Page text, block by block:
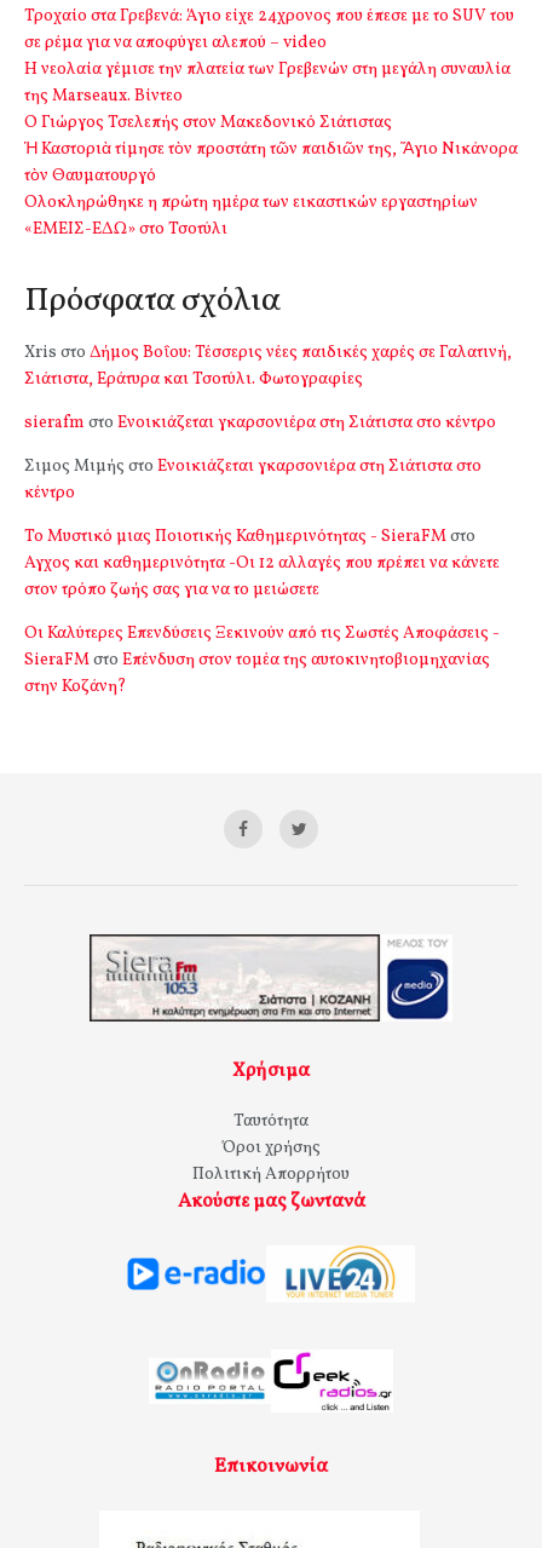
Τροχαίο στα Γρεβενά: Άγιο είχε 24χρονος που έπεσε με το SUV του
σε ρέμα για να αποφύγει αλεπού – video
Η νεολαία γέμισε την πλατεία των Γρεβενών στη μεγάλη συναυλία
της Marseaux. Βίντεο
Ο Γιώργος Τσελεπής στον Μακεδονικό Σιάτιστας
Ἡ Καστοριὰ τίμησε τὸν προστάτη τῶν παιδιῶν της, Ἅγιο Νικάνορα
τὸν Θαυματουργό
Ολοκληρώθηκε η πρώτη ημέρα των εικαστικών εργαστηρίων
«ΕΜΕΙΣ-ΕΔΩ» στο Τσοτύλι
Πρόσφατα σχόλια
Xris στο Δήμος Βοΐου: Τέσσερις νέες παιδικές χαρές σε Γαλατινή,
Σιάτιστα, Εράτυρα και Τσοτύλι. Φωτογραφίες
sierafm στο Ενοικιάζεται γκαρσονιέρα στη Σιάτιστα στο κέντρο
Σιμος Μιμής στο Ενοικιάζεται γκαρσονιέρα στη Σιάτιστα στο
κέντρο
Το Μυστικό μιας Ποιοτικής Καθημερινότητας - SieraFMστο
Αγχος και καθημερινότητα -Οι 12 αλλαγές που πρέπει να κάνετε
στον τρόπο ζωής σας για να το μειώσετε
Οι Καλύτερες Επενδύσεις Ξεκινούν από τις Σωστές Αποφάσεις -
SieraFMστο Επένδυση στον τομέα της αυτοκινητοβιομηχανίας
στην Κοζάνη?
Χρήσιμα
Ταυτότητα
Όροι χρήσης
Πολιτική Απορρήτου
Ακούστε μας ζωντανά
Επικοινωνία